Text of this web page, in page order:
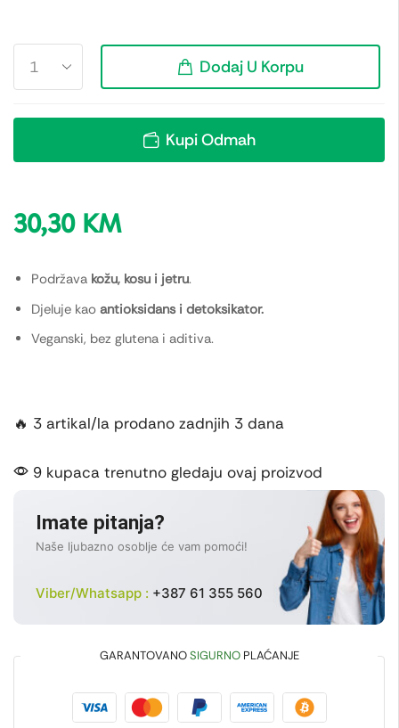
Dodaj U Korpu
Kupi Odmah
30,30 KM
Podržava kožu, kosu i jetru.
Djeluje kao antioksidans i detoksikator.
Veganski, bez glutena i aditiva.
🔥 3 artikal/la prodano zadnjih 3 dana
9 kupaca trenutno gledaju ovaj proizvod
Imate pitanja?
Naše ljubazno osoblje će vam pomoći!
Viber/Whatsapp : +387 61 355 560
GARANTOVANOSIGURNOPLAĆANJE